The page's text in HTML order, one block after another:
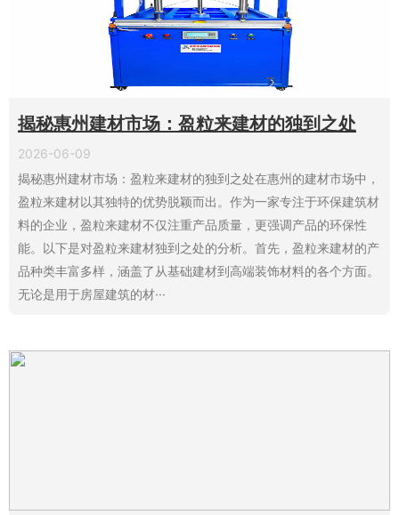
揭秘惠州建材市场：盈粒来建材的独到之处
2026-06-09
揭秘惠州建材市场：盈粒来建材的独到之处在惠州的建材市场中，
盈粒来建材以其独特的优势脱颖而出。作为一家专注于环保建筑材
料的企业，盈粒来建材不仅注重产品质量，更强调产品的环保性
能。以下是对盈粒来建材独到之处的分析。首先，盈粒来建材的产
品种类丰富多样，涵盖了从基础建材到高端装饰材料的各个方面。
无论是用于房屋建筑的材···